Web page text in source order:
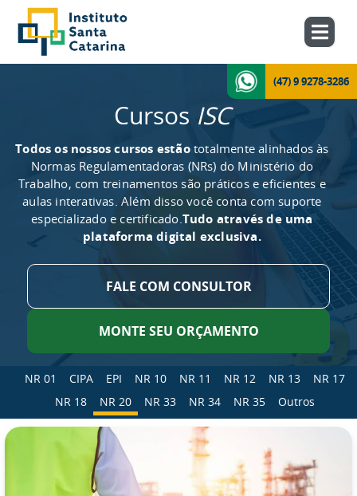
(47) 9 9278-3286
Cursos ISC
Todos os nossos cursos estãototalmente alinhados às
Normas Regulamentadoras (NRs) do Ministério do
Trabalho, com treinamentos são práticos e eficientes e
aulas interativas. Além disso você conta com suporte
especializado e certificado.Tudo através de uma
plataforma digital exclusiva.
FALE COM CONSULTOR
MONTE SEU ORÇAMENTO
NR 01 CIPA EPI NR 10 NR 11 NR 12 NR 13
NR 17
NR 18
NR 20 NR 33 NR 34 NR 35 Outros